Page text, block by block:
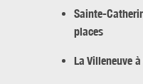
Sainte-
places
La Villeneuve